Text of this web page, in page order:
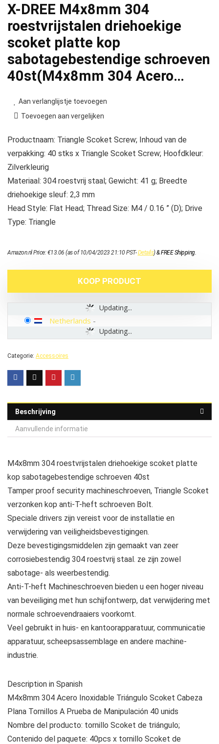
X-DREE M4x8mm 304
roestvrijstalen driehoekige
scoket platte kop
sabotagebestendige schroeven
40st(M4x8mm 304 Acero…
Aan verlanglijstje toevoegen
Toevoegen aan vergelijken
Productnaam: Triangle Scoket Screw; Inhoud van de
verpakking: 40 stks x Triangle Scoket Screw; Hoofdkleur:
Zilverkleurig
Materiaal: 304 roestvrij staal; Gewicht: 41 g; Breedte
driehoekige sleuf: 2,3 mm
Head Style: Flat Head; Thread Size: M4 / 0.16 ” (D); Drive
Type: Triangle
Amazon.nl Price:€13.06 (as of 10/04/2023 21:10 PST-Details)&FREE Shipping.
KOOP PRODUCT
Updating...
Updating...
Netherlands -
Categorie: Accessoires
Beschrijving
Aanvullende informatie
M4x8mm 304 roestvrijstalen driehoekige scoket platte
kop sabotagebestendige schroeven 40st
Tamper proof security machineschroeven, Triangle Scoket
verzonken kop anti-T-heft schroeven Bolt.
Speciale drivers zijn vereist voor de installatie en
verwijdering van veiligheidsbevestigingen.
Deze bevestigingsmiddelen zijn gemaakt van zeer
corrosiebestendig 304 roestvrij staal. ze zijn zowel
sabotage- als weerbestendig.
Anti-T-heft Machineschroeven bieden u een hoger niveau
van beveiliging met hun schijfontwerp, dat verwijdering met
normale schroevendraaiers voorkomt.
Veel gebruikt in huis- en kantoorapparatuur, communicatie
apparatuur, scheepsassemblage en andere machine-
industrie.
Description in Spanish
M4x8mm 304 Acero Inoxidable Triángulo Scoket Cabeza
Plana Tornillos A Prueba de Manipulación 40 unids
Nombre del producto: tornillo Scoket de triángulo;
Contenido del paquete: 40pcs x tornillo Scoket de